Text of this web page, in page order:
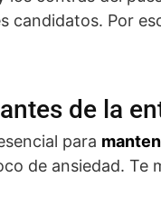
candidatos. Por
de la
para
de ansiedad. Te